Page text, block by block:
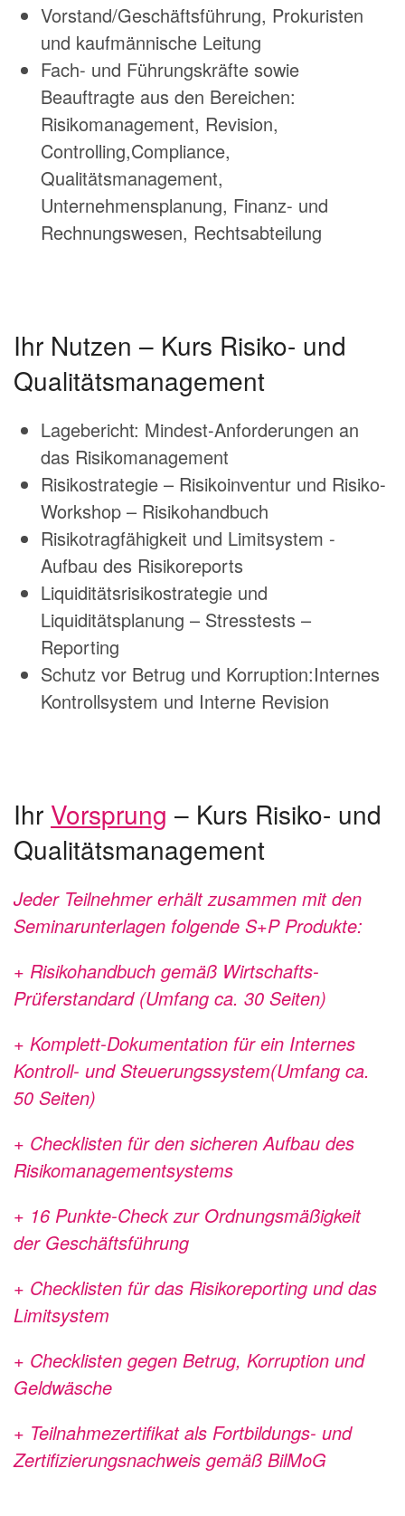
Vorstand/Geschäftsführung, Prokuristen
und kaufmännische Leitung
Fach- und Führungskräfte sowie
Beauftragte aus den Bereichen:
Risikomanagement, Revision,
Controlling,Compliance,
Qualitätsmanagement,
Unternehmensplanung, Finanz- und
Rechnungswesen, Rechtsabteilung
Ihr Nutzen – Kurs Risiko- und
Qualitätsmanagement
Lagebericht: Mindest-Anforderungen an
das Risikomanagement
Risikostrategie – Risikoinventur und Risiko-
Workshop – Risikohandbuch
Risikotragfähigkeit und Limitsystem -
Aufbau des Risikoreports
Liquiditätsrisikostrategie und
Liquiditätsplanung – Stresstests –
Reporting
Schutz vor Betrug und Korruption:Internes
Kontrollsystem und Interne Revision
Ihr Vorsprung – Kurs Risiko- und
Qualitätsmanagement
Jeder Teilnehmer erhält zusammen mit den
Seminarunterlagen folgende S+P Produkte:
+ Risikohandbuch gemäß Wirtschafts-
Prüferstandard (Umfang ca. 30 Seiten)
+ Komplett-Dokumentation für ein Internes
Kontroll- und Steuerungssystem(Umfang ca.
50 Seiten)
+ Checklisten für den sicheren Aufbau des
Risikomanagementsystems
+ 16 Punkte-Check zur Ordnungsmäßigkeit
der Geschäftsführung
+ Checklisten für das Risikoreporting und das
Limitsystem
+ Checklisten gegen Betrug, Korruption und
Geldwäsche
+ Teilnahmezertifikat als Fortbildungs- und
Zertifizierungsnachweis gemäß BilMoG